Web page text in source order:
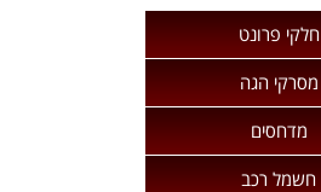
חלקי פרונט
מסרקי הגה
מדחסים
חשמל רכב